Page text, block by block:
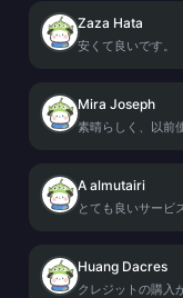
Zaza Hata
安くて良いです。
Mira Joseph
素晴らしく、以前
A almutairi
とても良いサービ
Huang Dacres
クレジットの購入